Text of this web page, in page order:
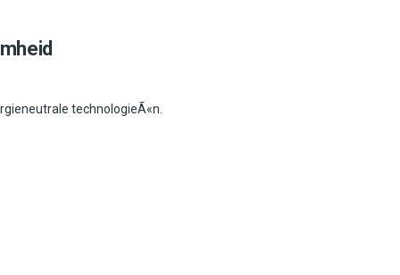
technologieÃ«n.